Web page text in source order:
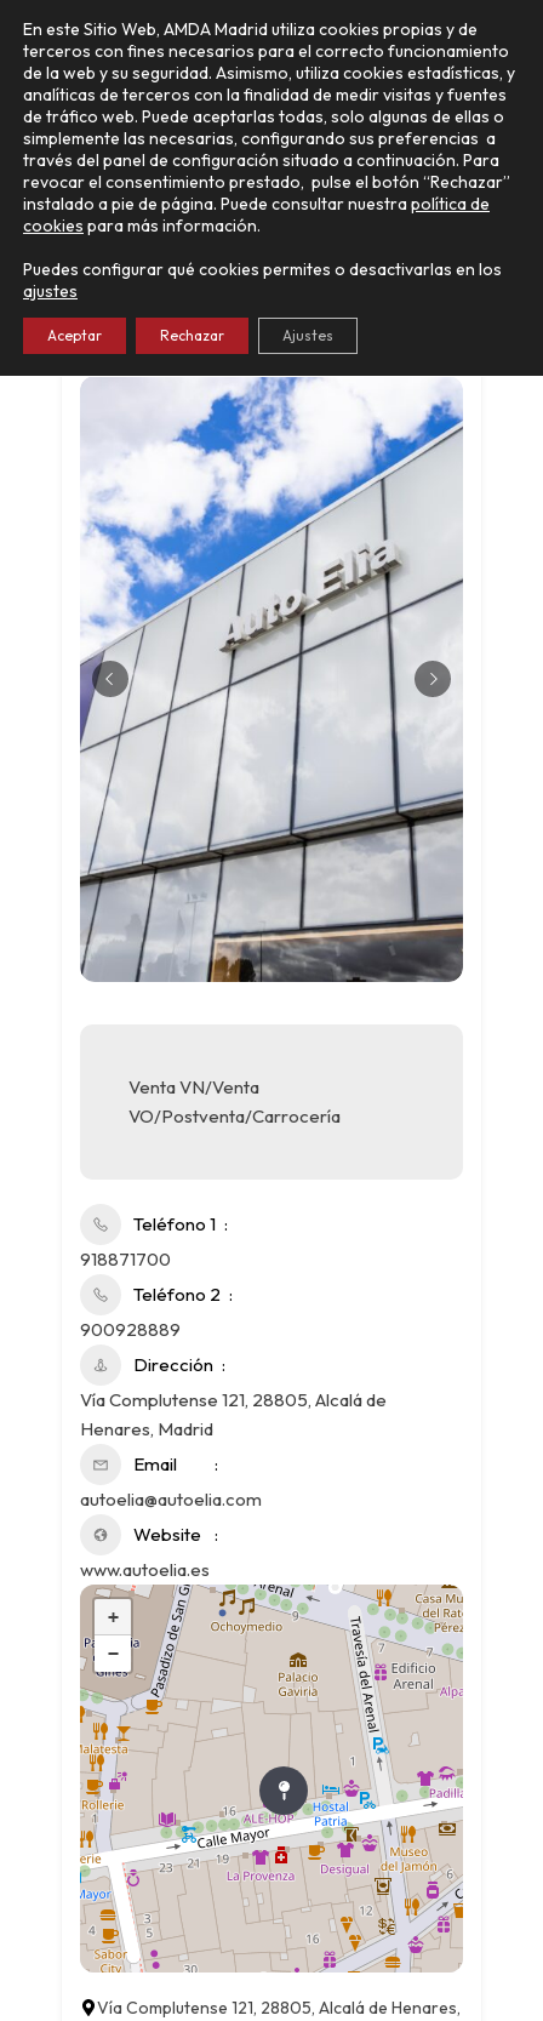
contenido
Main
Menu
Auto Elia Alcalá de Henares
VOLVO Alcalá de Henares
Venta VN/Venta
VO/Postventa/Carrocería
Teléfono 1
918871700
Teléfono 2
900928889
Dirección
Vía Complutense 121, 28805, Alcalá de
Henares, Madrid
Email
autoelia@autoelia.com
Website
www.autoelia.es
+
−
Vía Complutense 121, 28805, Alcalá de Henares,
En este Sitio Web, AMDA Madrid utiliza cookies propias y de
terceros con fines necesarios para el correcto funcionamiento
de la web y su seguridad. Asimismo, utiliza cookies estadísticas, y
analíticas de terceros con la finalidad de medir visitas y fuentes
de tráfico web. Puede aceptarlas todas, solo algunas de ellas o
simplemente las necesarias, configurando sus preferencias a
través del panel de configuración situado a continuación. Para
revocar el consentimiento prestado, pulse el botón “Rechazar”
instalado a pie de página. Puede consultar nuestrapolítica de
cookies para más información.
Puedes configurar qué cookies permites o desactivarlas en los
ajustes
Aceptar Rechazar Ajustes